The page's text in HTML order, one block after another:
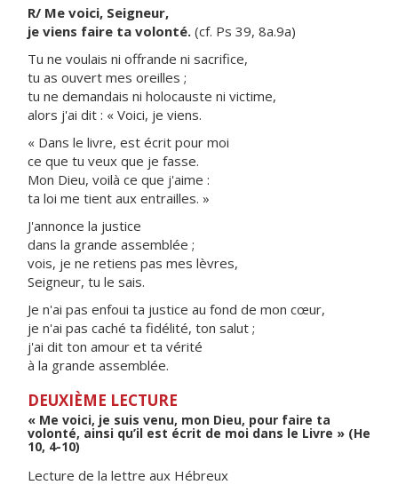
R/ Me voici, Seigneur,
je viens faire ta volonté. (cf. Ps 39, 8a.9a)
Tu ne voulais ni offrande ni sacrifice,
tu as ouvert mes oreilles ;
tu ne demandais ni holocauste ni victime,
alors j'ai dit : « Voici, je viens.
« Dans le livre, est écrit pour moi
ce que tu veux que je fasse.
Mon Dieu, voilà ce que j'aime :
ta loi me tient aux entrailles. »
J'annonce la justice
dans la grande assemblée ;
vois, je ne retiens pas mes lèvres,
Seigneur, tu le sais.
Je n'ai pas enfoui ta justice au fond de mon cœur,
je n'ai pas caché ta fidélité, ton salut ;
j'ai dit ton amour et ta vérité
à la grande assemblée.
DEUXIÈME LECTURE
« Me voici, je suis venu, mon Dieu, pour faire ta
volonté, ainsi qu’il est écrit de moi dans le Livre » (He
10, 4-10)
Lecture de la lettre aux Hébreux